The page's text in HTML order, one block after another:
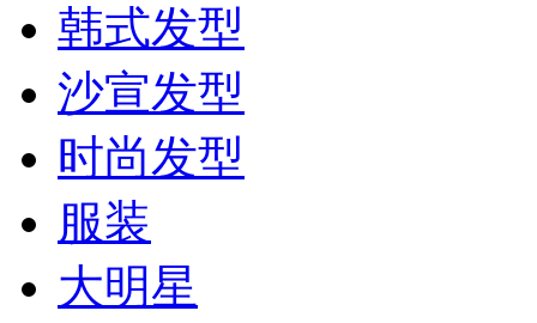
韩式发型
沙宣发型
时尚发型
服装
大明星